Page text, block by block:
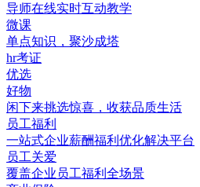
导师在线实时互动教学
微课
单点知识，聚沙成塔
hr考证
优选
好物
闲下来挑选惊喜，收获品质生活
员工福利
一站式企业薪酬福利优化解决平台
员工关爱
覆盖企业员工福利全场景